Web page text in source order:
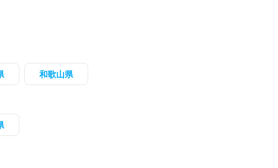
和歌山県